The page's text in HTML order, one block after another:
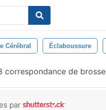
Cérébral Éclaboussure
correspondance de brosse
par